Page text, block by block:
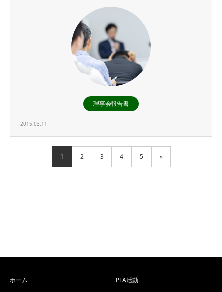
理事会報告書
2015.03.11
1 2 3 4 5 »
ホーム
PTA活動